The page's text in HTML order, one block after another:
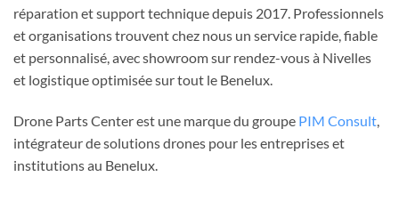
réparation et support technique depuis 2017. Professionnels
et organisations trouvent chez nous un service rapide, fiable
et personnalisé, avec showroom sur rendez-vous à Nivelles
et logistique optimisée sur tout le Benelux.
Drone Parts Center est une marque du groupe PIM Consult
intégrateur de solutions drones pour les entreprises et
institutions au Benelux.